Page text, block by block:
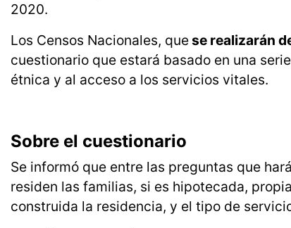
2020.
Los Censos Nacionales, quese realizarán
cuestionario que estará basado en una
étnica y al acceso a los servicios vitales.
Sobre el cuestionario
Se informó que entre las preguntas que
residen las familias, si es hipotecada,
construida la residencia, y el tipo de